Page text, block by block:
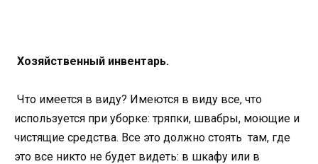
Хозяйственный инвентарь.
Что имеется в виду? Имеются в виду все, что
используется при уборке: тряпки, швабры, моющие и
чистящие средства. Все это должно стоять там, где
это все никто не будет видеть: в шкафу или в